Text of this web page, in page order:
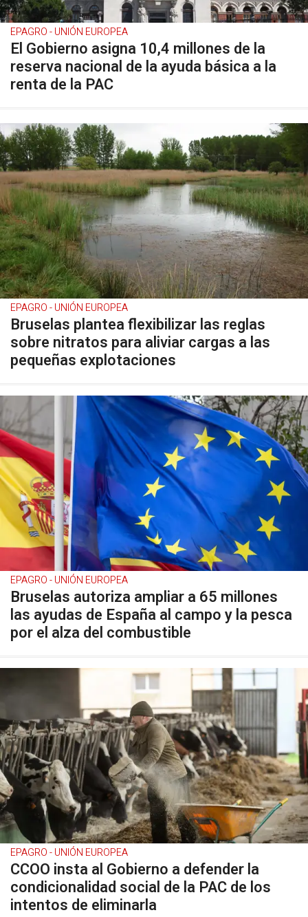
EPAGRO - UNIÓN EUROPEA
El Gobierno asigna 10,4 millones de la
reserva nacional de la ayuda básica a la
renta de la PAC
EPAGRO - UNIÓN EUROPEA
Bruselas plantea flexibilizar las reglas
sobre nitratos para aliviar cargas a las
pequeñas explotaciones
EPAGRO - UNIÓN EUROPEA
Bruselas autoriza ampliar a 65 millones
las ayudas de España al campo y la pesca
por el alza del combustible
EPAGRO - UNIÓN EUROPEA
CCOO insta al Gobierno a defender la
condicionalidad social de la PAC de los
intentos de eliminarla